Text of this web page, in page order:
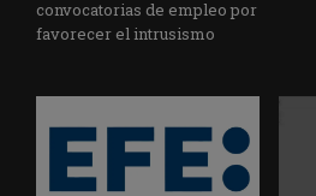
convocatorias de empleo por
favorecer el intrusismo